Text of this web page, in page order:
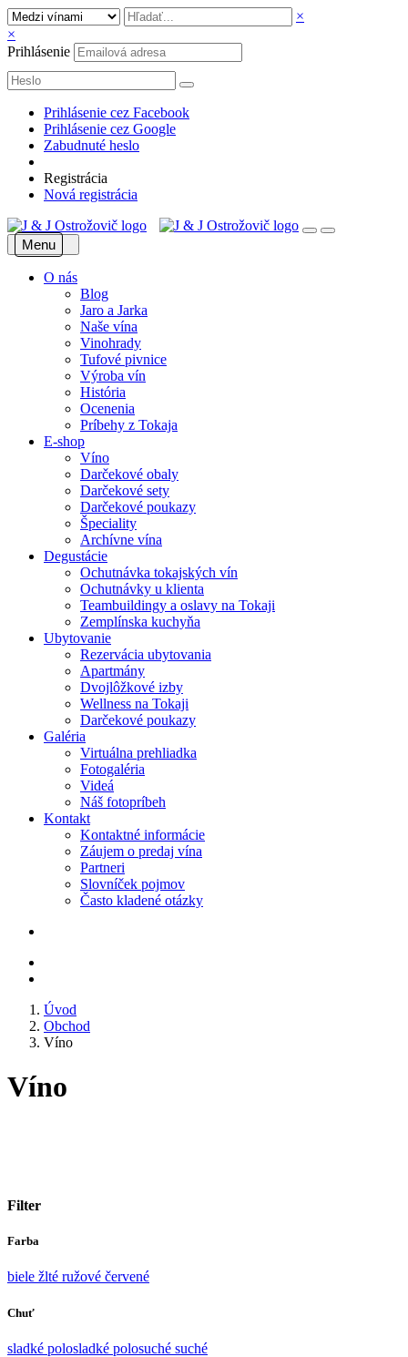
×
×
Prihlásenie
Prihlásenie cez Facebook
Prihlásenie cez Google
Zabudnuté heslo
Registrácia
Nová registrácia
Menu
O nás
Blog
Jaro a Jarka
Naše vína
Vinohrady
Tufové pivnice
Výroba vín
História
Ocenenia
Príbehy z Tokaja
E-shop
Víno
Darčekové obaly
Darčekové sety
Darčekové poukazy
Špeciality
Archívne vína
Degustácie
Ochutnávka tokajských vín
Ochutnávky u klienta
Teambuildingy a oslavy na Tokaji
Zemplínska kuchyňa
Ubytovanie
Rezervácia ubytovania
Apartmány
Dvojlôžkové izby
Wellness na Tokaji
Darčekové poukazy
Galéria
Virtuálna prehliadka
Fotogaléria
Videá
Náš fotopríbeh
Kontakt
Kontaktné informácie
Záujem o predaj vína
Partneri
Slovníček pojmov
Často kladené otázky
Úvod
Obchod
Víno
Víno
Filter
Farba
biele žlté ružové červené
Chuť
sladké polosladké polosuché suché